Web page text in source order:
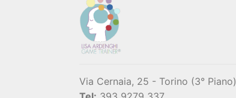
Via Cernaia, 25 - Torino (3° Piano)